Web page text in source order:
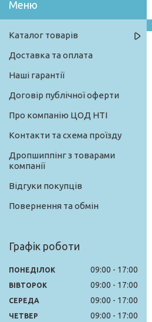
Каталог товарів
Доставка та оплата
Наші гарантії
Договір публічної оферти
Про компанію ЦОД НТІ
Контакти та схема проїзду
Дропшиппінг з товарами
компанії
Відгуки покупців
Повернення та обмін
Графік роботи
ПОНЕДІЛОК 09:00 17:00
ВІВТОРОК 09:00 17:00
СЕРЕДА 09:00 17:00
ЧЕТВЕР 09:00 17:00